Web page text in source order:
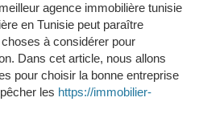
agence immobilière tunisie
en Tunisie peut paraître
à considérer pour
Dans cet article, nous allons
pour choisir la bonne entreprise
les https://immobilier-